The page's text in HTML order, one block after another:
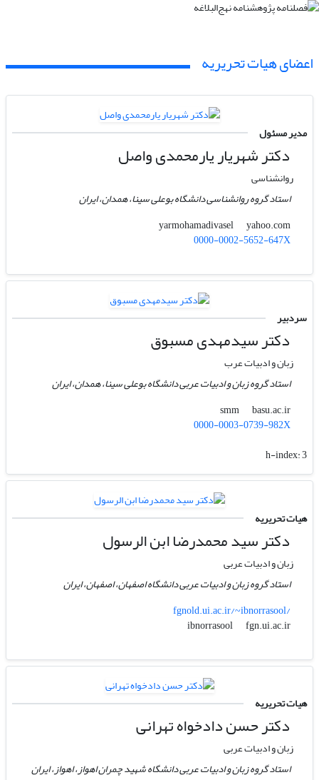
اعضای هیات تحریریه
مدیر مسئول
دکتر شهریار یارمحمدی واصل
روانشناسی
استاد گروه روانشناسی دانشگاه بوعلی سینا، همدان، ایران
yarmohamadivasel
yahoo.com
0000-0002-5652-647X
سردبیر
دکتر سیدمهدی مسبوق
زبان و ادبیات عرب
استاد گروه زبان و ادبیات عربی دانشگاه بوعلی سینا، همدان، ایران
smm
basu.ac.ir
0000-0003-0739-982X
h-index:3
هیات تحریریه
دکتر سید محمدرضا ابن الرسول
زبان و ادبیات عربی
استاد گروه زبان و ادبیات عربی دانشگاه اصفهان، اصفهان، ایران
fgnold.ui.ac.ir/~ibnorrasool/
ibnorrasool
fgn.ui.ac.ir
هیات تحریریه
دکتر حسن دادخواه تهرانی
زبان و ادبیات عربی
استاد گروه زبان و ادبیات عربی دانشگاه شهید چمران اهواز، اهواز، ایران